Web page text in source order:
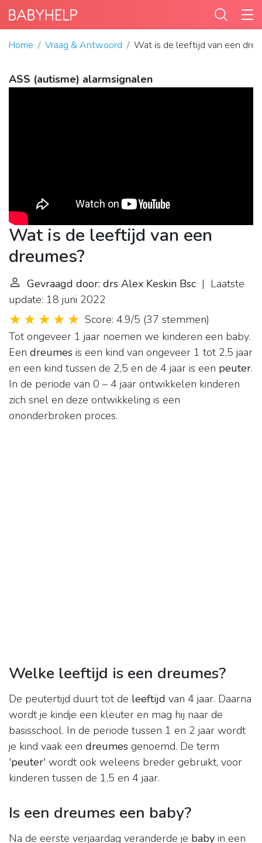
Home Vraag & Antwoord Wat is de leeftijd van een
ASS (autisme) alarmsignalen
Wat is de leeftijd van een
dreumes?
Gevraagd door: drs Alex Keskin Bsc | Laatste
update: 18 juni 2022
Score: 4.9/5 (37 stemmen)
Tot ongeveer 1 jaar noemen we kinderen een baby.
Een dreumes is een kind van ongeveer 1 tot 2,5 jaar
en een kind tussen de 2,5 en de 4 jaar is een peuter.
In de periode van 0 – 4 jaar ontwikkelen kinderen
zich snel en deze ontwikkeling is een
ononderbroken proces.
Welke leeftijd is een dreumes?
De peutertijd duurt tot de leeftijd van 4 jaar. Daarna
wordt je kindje een kleuter en mag hij naar de
basisschool. In de periode tussen 1 en 2 jaar wordt
je kind vaak een dreumes genoemd. De term
'peuter' wordt ook weleens breder gebruikt, voor
kinderen tussen de 1,5 en 4 jaar.
Is een dreumes een baby?
Na de eerste verjaardag veranderde je baby in een